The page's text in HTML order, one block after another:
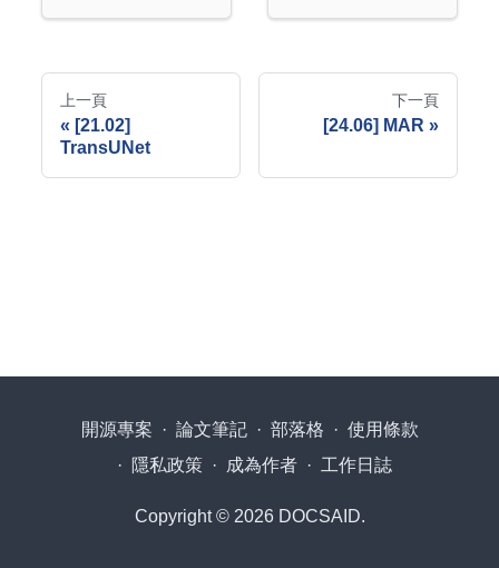
上一頁
[21.02]
TransUNet
下一頁
[24.06] MAR
開源專案 · 論文筆記 · 部落格 · 使用條款
·
隱私政策 · 成為作者 · 工作日誌
Copyright © 2026 DOCSAID.